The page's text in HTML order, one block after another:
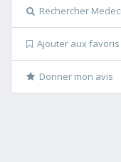
Rechercher
Ajouter aux favoris
Donner mon avis